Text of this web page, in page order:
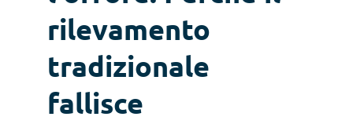
rilevamento
tradizionale
fallisce